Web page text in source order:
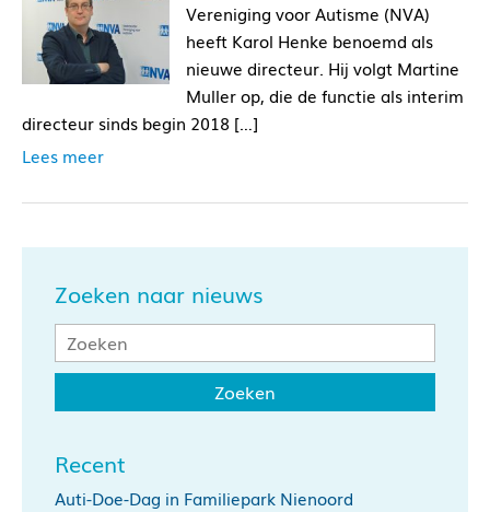
Vereniging voor Autisme (NVA)
heeft Karol Henke benoemd als
nieuwe directeur. Hij volgt Martine
Muller op, die de functie als interim
directeur sinds begin 2018 […]
Lees meer
Zoeken naar nieuws
Recent
Auti-Doe-Dag in Familiepark Nienoord